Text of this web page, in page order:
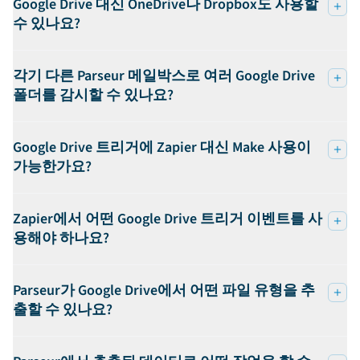
Google Drive 대신 OneDrive나 Dropbox도 사용할
수 있나요?
각기 다른 Parseur 메일박스로 여러 Google Drive
폴더를 감시할 수 있나요?
Google Drive 트리거에 Zapier 대신 Make 사용이
가능한가요?
Zapier에서 어떤 Google Drive 트리거 이벤트를 사
용해야 하나요?
Parseur가 Google Drive에서 어떤 파일 유형을 추
출할 수 있나요?